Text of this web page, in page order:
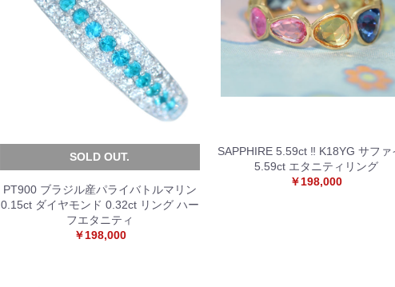
SOLD OUT.
PT900 ブラジル産パライバトルマリン
0.15ct ダイヤモンド 0.32ct リング ハー
フエタニティ
￥198,000
SAPPHIRE 5.59ct ‼︎ K18YG サファ
5.59ct エタニティリング
￥198,000